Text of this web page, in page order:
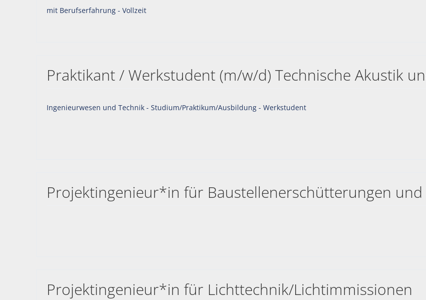
mit Berufserfahrung - Vollzeit
Praktikant / Werkstudent (m/w/d) Technische Akustik
Ingenieurwesen und Technik - Studium/Praktikum/Ausbildung - Werkstudent
Projektingenieur*in für Baustellenerschütterungen und
Projektingenieur*in für Lichttechnik/Lichtimmissionen